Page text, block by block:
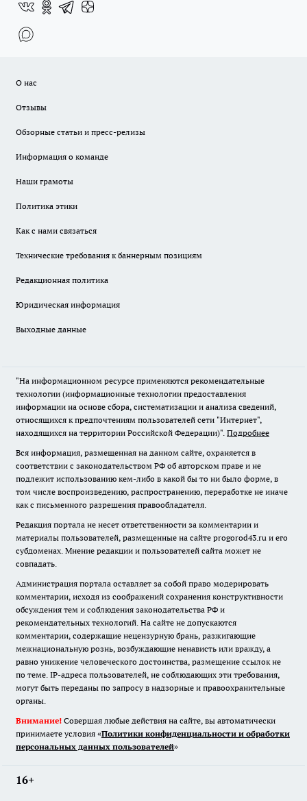
О нас
Отзывы
Обзорные статьи и пресс-релизы
Информация о команде
Наши грамоты
Политика этики
Как с нами связаться
Технические требования к баннерным позициям
Редакционная политика
Юридическая информация
Выходные данные
"На информационном ресурсе применяются рекомендательные
технологии (информационные технологии предоставления
информации на основе сбора, систематизации и анализа сведений,
относящихся к предпочтениям пользователей сети "Интернет",
находящихся на территории Российской Федерации)". Подробнее
Вся информация, размещенная на данном сайте, охраняется в
соответствии с законодательством РФ об авторском праве и не
подлежит использованию кем-либо в какой бы то ни было форме, в
том числе воспроизведению, распространению, переработке не иначе
как с письменного разрешения правообладателя.
Редакция портала не несет ответственности за комментарии и
материалы пользователей, размещенные на сайте progorod43.ru и его
субдоменах. Мнение редакции и пользователей сайта может не
совпадать.
Администрация портала оставляет за собой право модерировать
комментарии, исходя из соображений сохранения конструктивности
обсуждения тем и соблюдения законодательства РФ и
рекомендательных технологий. На сайте не допускаются
комментарии, содержащие нецензурную брань, разжигающие
межнациональную рознь, возбуждающие ненависть или вражду, а
равно унижение человеческого достоинства, размещение ссылок не
по теме. IP-адреса пользователей, не соблюдающих эти требования,
могут быть переданы по запросу в надзорные и правоохранительные
органы.
Внимание! Совершая любые действия на сайте, вы автоматически
принимаете условия «Политики конфиденциальности и обработки
персональных данных пользователей»
16+